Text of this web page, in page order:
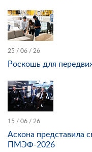
25 / 06 / 26
Роскошь для
15 / 06 / 26
Аскона представила
ПМЭФ-2026